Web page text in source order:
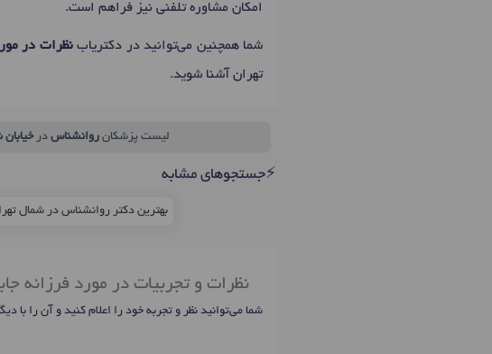
امکان مشاوره تلفنی نیز فراهم است.
شما همچنین می‌توانید در دکتریابنظرات در
تهران آشنا شوید.
لیست پزشکانروانشناس در
⚡جستجوهای مشابه
بهترین دکتر روانشناس در شمال
نظرات و تجربیات در مورد فرزانه
شما می‌توانید نظر و تجربه خود را اعلام کنید و آن را با